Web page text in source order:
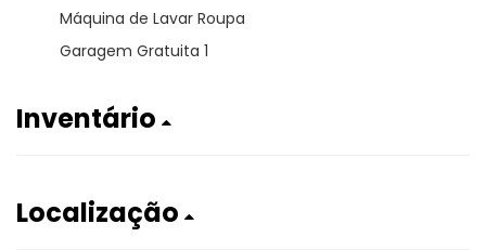
Máquina de Lavar Roupa
Garagem Gratuita 1
Inventário
Localização